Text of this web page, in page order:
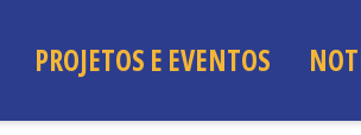
PROJETOS E EVENTOS